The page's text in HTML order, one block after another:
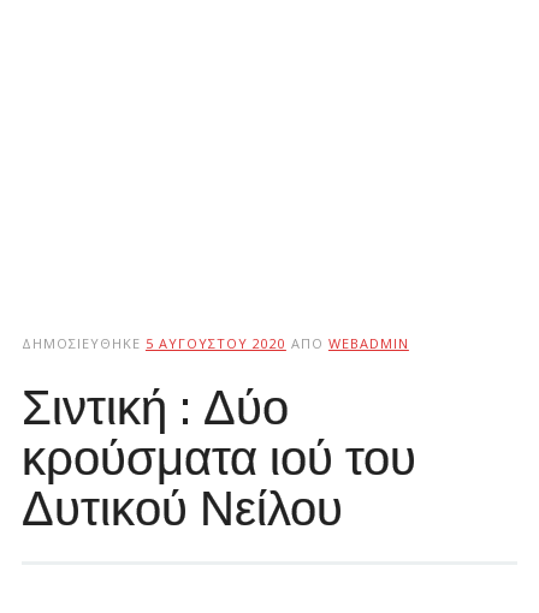
ΔΗΜΟΣΙΕΎΘΗΚΕ 5 ΑΥΓΟΎΣΤΟΥ 2020 ΑΠΌ WEBADMIN
Σιντική : Δύο
κρούσματα ιού του
Δυτικού Νείλου